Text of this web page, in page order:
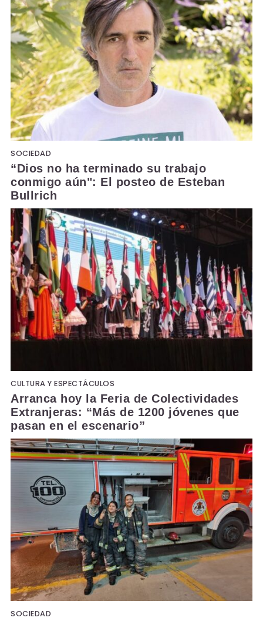
SOCIEDAD
“Dios no ha terminado su trabajo
conmigo aún": El posteo de Esteban
Bullrich
CULTURA Y ESPECTÁCULOS
Arranca hoy la Feria de Colectividades
Extranjeras: “Más de 1200 jóvenes que
pasan en el escenario”
SOCIEDAD